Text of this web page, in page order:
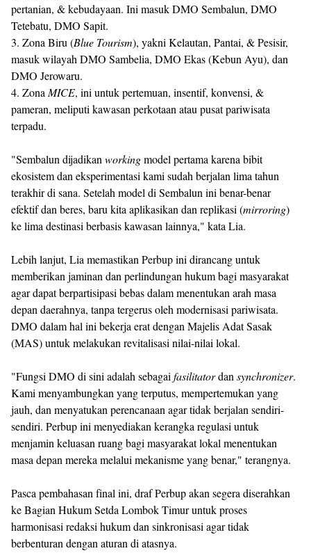
pertanian, & kebudayaan. Ini masuk DMO Sembalun, DMO
Tetebatu, DMO Sapit.
3. Zona Biru (Blue Tourism), yakni Kelautan, Pantai, & Pesisir,
masuk wilayah DMO Sambelia, DMO Ekas (Kebun Ayu), dan
DMO Jerowaru.
4. Zona MICE, ini untuk pertemuan, insentif, konvensi, &
pameran, meliputi kawasan perkotaan atau pusat pariwisata
terpadu.
"Sembalun dijadikan workingmodel pertama karena bibit
ekosistem dan eksperimentasi kami sudah berjalan lima tahun
terakhir di sana. Setelah model di Sembalun ini benar-benar
efektif dan beres, baru kita aplikasikan dan replikasi (mirroring)
ke lima destinasi berbasis kawasan lainnya," kata Lia.
Lebih lanjut, Lia memastikan Perbup ini dirancang untuk
memberikan jaminan dan perlindungan hukum bagi masyarakat
agar dapat berpartisipasi bebas dalam menentukan arah masa
depan daerahnya, tanpa tergerus oleh modernisasi pariwisata.
DMO dalam hal ini bekerja erat dengan Majelis Adat Sasak
(MAS) untuk melakukan revitalisasi nilai-nilai lokal.
"Fungsi DMO di sini adalah sebagai fasilitatordan synchronizer.
Kami menyambungkan yang terputus, mempertemukan yang
jauh, dan menyatukan perencanaan agar tidak berjalan sendiri-
sendiri. Perbup ini menyediakan kerangka regulasi untuk
menjamin keluasan ruang bagi masyarakat lokal menentukan
masa depan mereka melalui mekanisme yang benar," terangnya.
Pasca pembahasan final ini, draf Perbup akan segera diserahkan
ke Bagian Hukum Setda Lombok Timur untuk proses
harmonisasi redaksi hukum dan sinkronisasi agar tidak
berbenturan dengan aturan di atasnya.